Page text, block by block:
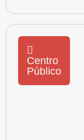
Centro
Público